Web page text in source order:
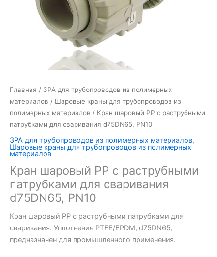
Главная / ЗРА для трубопроводов из полимерных
материалов / Шаровые краны для трубопроводов из
полимерных материалов / Кран шаровый PP c раструбными
патрубками для сваривания d75DN65, PN10
ЗРА для трубопроводов из полимерных материалов,
Шаровые краны для трубопроводов из полимерных
материалов
Кран шаровый PP c раструбными
патрубками для сваривания
d75DN65, PN10
Кран шаровый PP с раструбными патрубками для
сваривания. Уплотнение PTFE/EPDM, d75DN65,
предназначен для промышленного применения.